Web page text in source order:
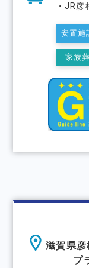
・JR彦
安置施
家族葬
滋賀県
プ